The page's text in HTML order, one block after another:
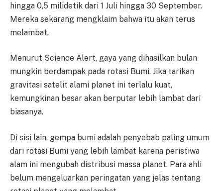
hingga 0,5 milidetik dari 1 Juli hingga 30 September.
Mereka sekarang mengklaim bahwa itu akan terus
melambat.
Menurut Science Alert, gaya yang dihasilkan bulan
mungkin berdampak pada rotasi Bumi. Jika tarikan
gravitasi satelit alami planet ini terlalu kuat,
kemungkinan besar akan berputar lebih lambat dari
biasanya.
Di sisi lain, gempa bumi adalah penyebab paling umum
dari rotasi Bumi yang lebih lambat karena peristiwa
alam ini mengubah distribusi massa planet. Para ahli
belum mengeluarkan peringatan yang jelas tentang